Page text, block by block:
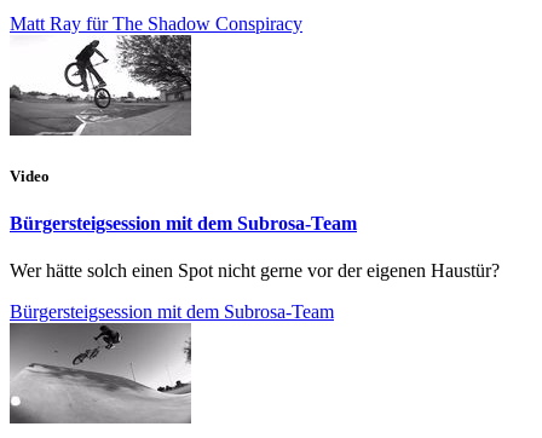
Matt Ray für The Shadow Conspiracy
Video
Bürgersteigsession mit dem Subrosa-Team
Wer hätte solch einen Spot nicht gerne vor der eigenen Haustür?
Bürgersteigsession mit dem Subrosa-Team